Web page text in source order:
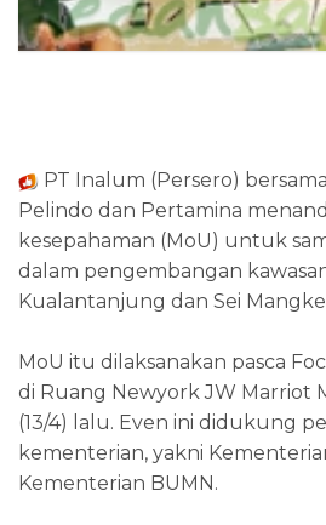
PT Inalum (Persero)
Pelindo dan Pertamina
kesepahaman (MoU) untuk
dalam pengembangan
Kualantanjung dan Sei
MoU itu dilaksanakan pasca
di Ruang Newyork JW Marriot
(13/4) lalu. Even ini didukung
kementerian, yakni
Kementerian BUMN.